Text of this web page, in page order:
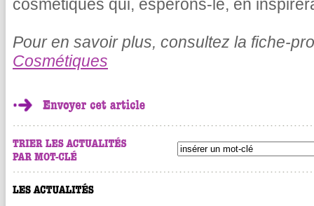
cosmétiques qui, espérons-le, en
Pour en savoir plus, consultez la fiche-
Cosmétiques